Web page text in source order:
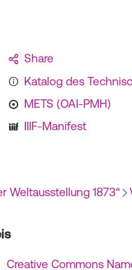
Share
Katalog des
METS (OAI-PMH)
IIIF-Manifest
Weltausstellung 1873“
Creative Commons